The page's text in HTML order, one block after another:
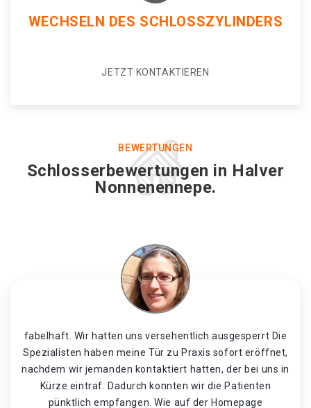
WECHSELN DES SCHLOSSZYLINDERS
JETZT KONTAKTIEREN
BEWERTUNGEN
Schlosserbewertungen in Halver
Nonnenennepe.
fabelhaft. Wir hatten uns versehentlich ausgesperrt Die
Spezialisten haben meine Tür zu Praxis sofort eröffnet,
nachdem wir jemanden kontaktiert hatten, der bei uns in
Kürze eintraf. Dadurch konnten wir die Patienten
pünktlich empfangen. Wie auf der Homepage